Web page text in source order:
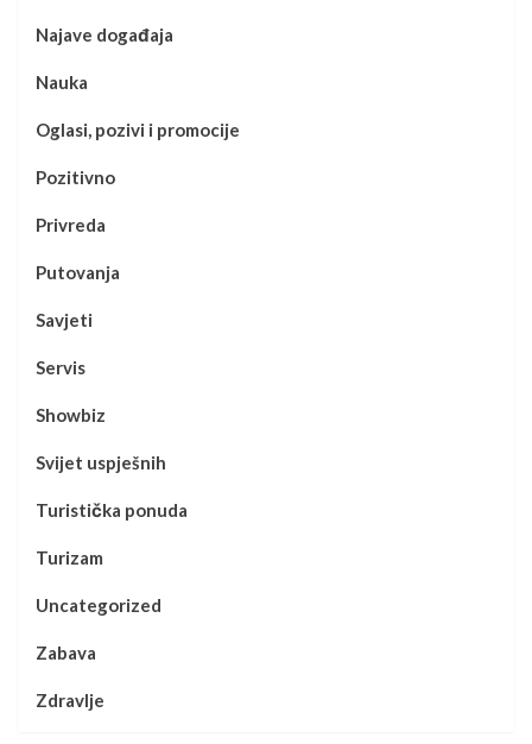
Najave događaja
Nauka
Oglasi, pozivi i promocije
Pozitivno
Privreda
Putovanja
Savjeti
Servis
Showbiz
Svijet uspješnih
Turistička ponuda
Turizam
Uncategorized
Zabava
Zdravlje